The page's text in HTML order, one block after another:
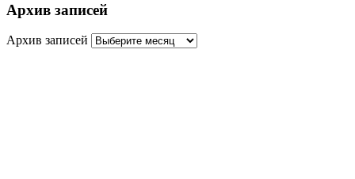
Архив записей
Архив записей